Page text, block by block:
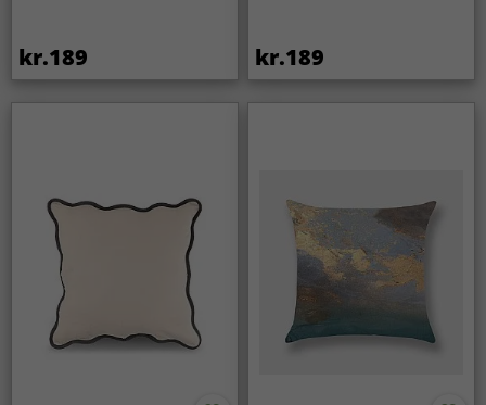
kr.189 kr.189